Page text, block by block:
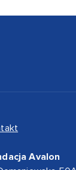
Avalon